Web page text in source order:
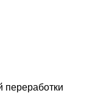
переработки